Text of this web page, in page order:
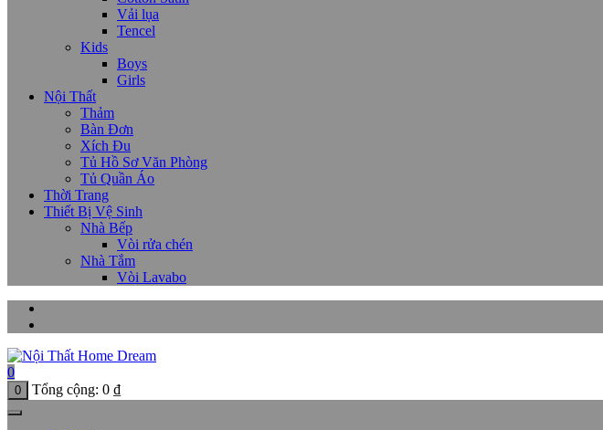
Vải lụa
Tencel
Kids
Boys
Girls
Nội Thất
Thảm
Bàn Đơn
Xích Đu
Tủ Hồ Sơ Văn Phòng
Tủ Quần Áo
Thời Trang
Thiết Bị Vệ Sinh
Nhà Bếp
Vòi rửa chén
Nhà Tắm
Vòi Lavabo
0
0 Tổng cộng: 0 ₫